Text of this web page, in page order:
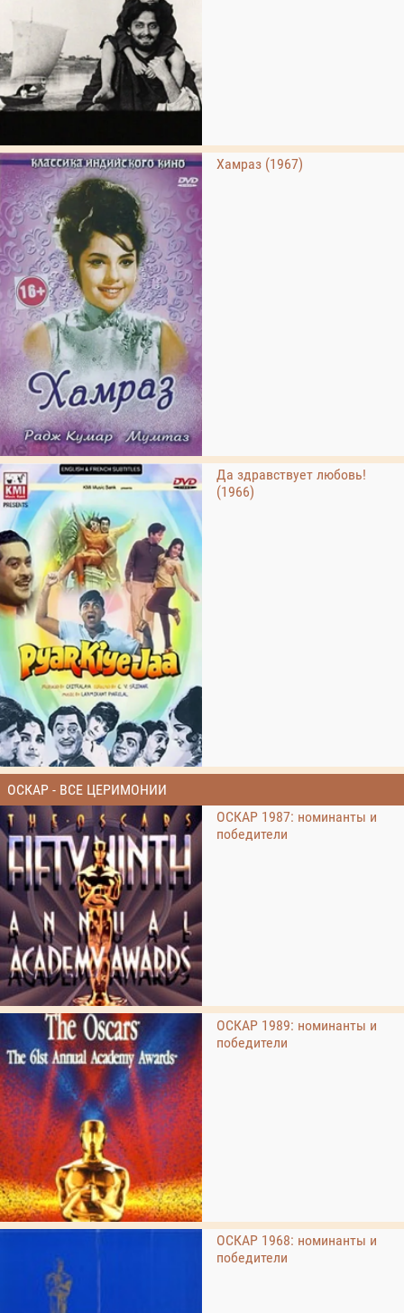
Хамраз (1967)
Да здравствует любовь!
(1966)
ОСКАР - ВСЕ ЦЕРИМОНИИ
ОСКАР 1987: номинанты и
победители
ОСКАР 1989: номинанты и
победители
ОСКАР 1968: номинанты и
победители